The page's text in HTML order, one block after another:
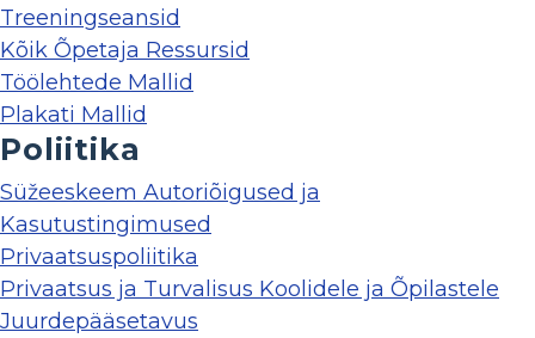
Treeningseansid
Kõik Õpetaja Ressursid
Töölehtede Mallid
Plakati Mallid
Poliitika
Süžeeskeem Autoriõigused ja
Kasutustingimused
Privaatsuspoliitika
Privaatsus ja Turvalisus Koolidele ja Õpilastele
Juurdepääsetavus